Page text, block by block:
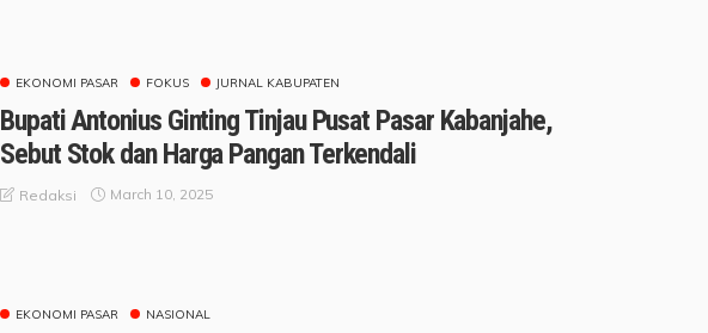
EKONOMI PASAR FOKUS JURNAL KABUPATEN
Bupati Antonius Ginting Tinjau Pusat Pasar Kabanjahe,
Sebut Stok dan Harga Pangan Terkendali
Redaksi March 10, 2025
EKONOMI PASAR NASIONAL